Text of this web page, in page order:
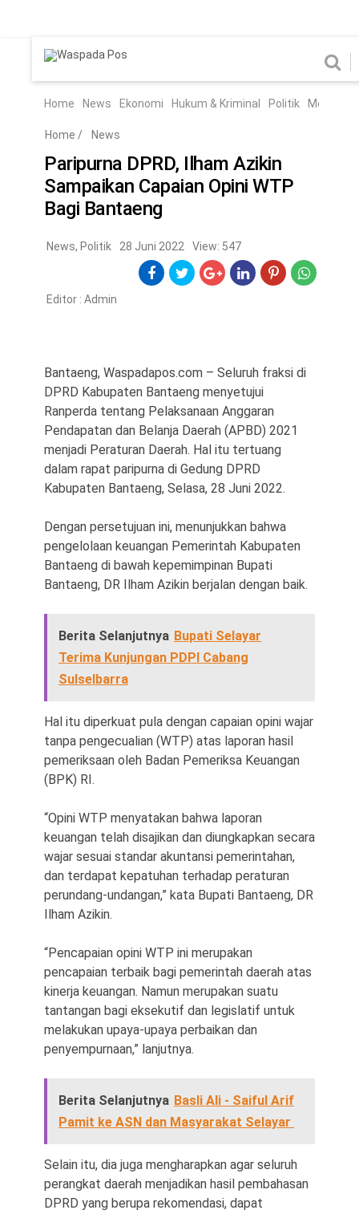
Ekonomi Hukum & Kriminal
Hiburan Pendidikan
Edukasi Tekno
Theme
Home News Ekonomi Hukum & Kriminal Politik Metro
Home / News
Paripurna DPRD, Ilham Azikin
Sampaikan Capaian Opini WTP
Bagi Bantaeng
News, Politik 28 Juni 2022 View: 547
Editor : Admin
Bantaeng, Waspadapos.com – Seluruh fraksi di
DPRD Kabupaten Bantaeng menyetujui
Ranperda tentang Pelaksanaan Anggaran
Pendapatan dan Belanja Daerah (APBD) 2021
menjadi Peraturan Daerah. Hal itu tertuang
dalam rapat paripurna di Gedung DPRD
Kabupaten Bantaeng, Selasa, 28 Juni 2022.
Dengan persetujuan ini, menunjukkan bahwa
pengelolaan keuangan Pemerintah Kabupaten
Bantaeng di bawah kepemimpinan Bupati
Bantaeng, DR Ilham Azikin berjalan dengan baik.
Berita Selanjutnya Bupati Selayar
Terima Kunjungan PDPI Cabang
Sulselbarra
Hal itu diperkuat pula dengan capaian opini wajar
tanpa pengecualian (WTP) atas laporan hasil
pemeriksaan oleh Badan Pemeriksa Keuangan
(BPK) RI.
“Opini WTP menyatakan bahwa laporan
keuangan telah disajikan dan diungkapkan secara
wajar sesuai standar akuntansi pemerintahan,
dan terdapat kepatuhan terhadap peraturan
perundang-undangan,” kata Bupati Bantaeng, DR
Ilham Azikin.
“Pencapaian opini WTP ini merupakan
pencapaian terbaik bagi pemerintah daerah atas
kinerja keuangan. Namun merupakan suatu
tantangan bagi eksekutif dan legislatif untuk
melakukan upaya-upaya perbaikan dan
penyempurnaan,” lanjutnya.
Berita Selanjutnya Basli Ali - Saiful Arif
Pamit ke ASN dan Masyarakat Selayar
Selain itu, dia juga mengharapkan agar seluruh
perangkat daerah menjadikan hasil pembahasan
DPRD yang berupa rekomendasi, dapat